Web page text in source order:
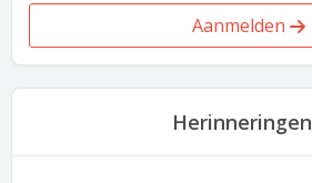
Aanmelden
Herinneringen